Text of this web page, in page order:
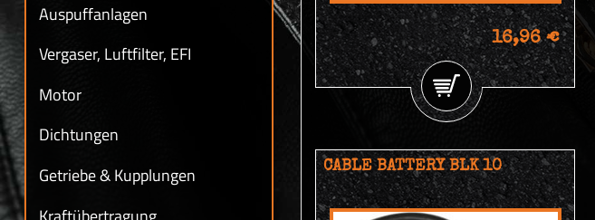
Auspuffanlagen
Vergaser, Luftfilter, EFI
Motor
Dichtungen
Getriebe & Kupplungen
16,96 €
CABLE BATTERY BLK 10